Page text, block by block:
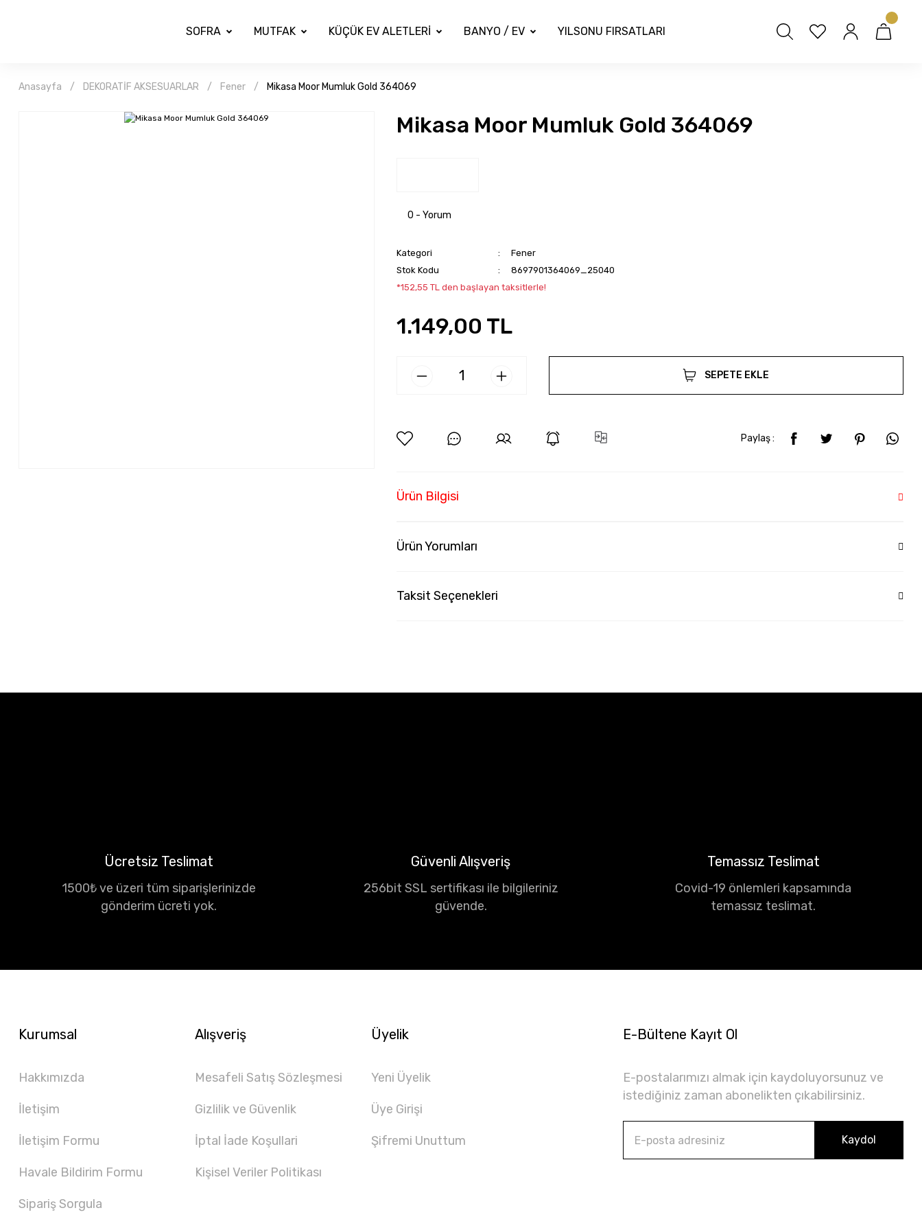
SOFRA MUTFAK KÜÇÜK EV ALETLERİ BANYO / EV YILSONU FIRSATLARI
Anasayfa DEKORATİF AKSESUARLAR Fener Mikasa Moor Mumluk Gold 364069
Mikasa Moor Mumluk Gold 364069
0 - Yorum
Kategori
Fener
Stok Kodu
8697901364069_25040
*152,55 TL den başlayan taksitlerle!
1.149,00 TL
SEPETE EKLE
Paylaş :
Ürün Bilgisi
Ürün Yorumları
Taksit Seçenekleri
Ücretsiz Teslimat
1500₺ ve üzeri tüm siparişlerinizde
gönderim ücreti yok.
Güvenli Alışveriş
256bit SSL sertifikası ile bilgileriniz
güvende.
Temassız Teslimat
Covid-19 önlemleri kapsamında
temassız teslimat.
Kurumsal
Hakkımızda
İletişim
İletişim Formu
Havale Bildirim Formu
Sipariş Sorgula
Alışveriş
Mesafeli Satış Sözleşmesi
Gizlilik ve Güvenlik
İptal İade Koşullari
Kişisel Veriler Politikası
Üyelik
Yeni Üyelik
Üye Girişi
Şifremi Unuttum
E-Bültene Kayıt Ol
E-postalarımızı almak için kaydoluyorsunuz ve
istediğiniz zaman abonelikten çıkabilirsiniz.
Kaydol